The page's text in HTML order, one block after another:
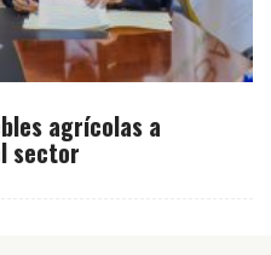
agrícolas a
sector